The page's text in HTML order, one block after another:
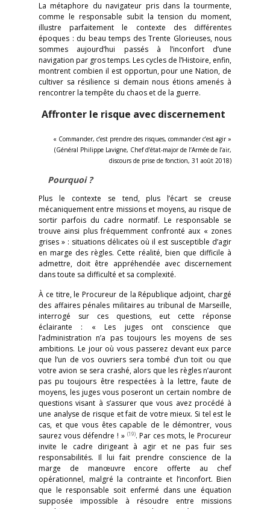
La métaphore du navigateur pris dans la tourmente,
comme le responsable subit la tension du moment,
illustre parfaitement le contexte des différentes
époques : du beau temps des Trente Glorieuses, nous
sommes aujourd’hui passés à l’inconfort d’une
navigation par gros temps. Les cycles de l’Histoire, enfin,
montrent combien il est opportun, pour une Nation, de
cultiver sa résilience si demain nous étions amenés à
rencontrer la tempête du chaos et de la guerre.
Affronter le risque avec discernement
« Commander, c’est prendre des risques, commander c’est agir »
(Général Philippe Lavigne, Chef d’état-major de l’Armée de l’air,
discours de prise de fonction, 31 août 2018)
Pourquoi ?
Plus le contexte se tend, plus l’écart se creuse
mécaniquement entre missions et moyens, au risque de
sortir parfois du cadre normatif. Le responsable se
trouve ainsi plus fréquemment confronté aux « zones
grises » : situations délicates où il est susceptible d’agir
en marge des règles. Cette réalité, bien que difficile à
admettre, doit être appréhendée avec discernement
dans toute sa difficulté et sa complexité.
À ce titre, le Procureur de la République adjoint, chargé
des affaires pénales militaires au tribunal de Marseille,
interrogé sur ces questions, eut cette réponse
éclairante : « Les juges ont conscience que
l’administration n’a pas toujours les moyens de ses
ambitions. Le jour où vous passerez devant eux parce
que l’un de vos ouvriers sera tombé d’un toit ou que
votre avion se sera crashé, alors que les règles n’auront
pas pu toujours être respectées à la lettre, faute de
moyens, les juges vous poseront un certain nombre de
questions visant à s’assurer que vous avez procédé à
une analyse de risque et fait de votre mieux. Si tel est le
cas, et que vous êtes capable de le démontrer, vous
saurez vous défendre ! » (19). Par ces mots, le Procureur
invite le cadre dirigeant à agir et ne pas fuir ses
responsabilités. Il lui fait prendre conscience de la
marge de manœuvre encore offerte au chef
opérationnel, malgré la contrainte et l’inconfort. Bien
que le responsable soit enfermé dans une équation
supposée impossible à résoudre entre missions